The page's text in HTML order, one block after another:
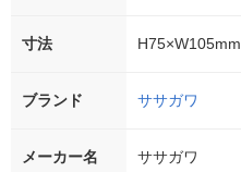
寸法 H75×W105mm
ブランド ササガワ
メーカー名 ササガワ